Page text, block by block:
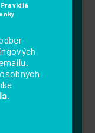
Pravidlá
.